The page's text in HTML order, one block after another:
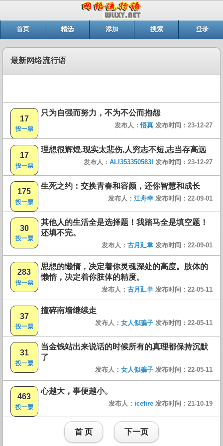
首页 精选 添加 搜索 登录
最新网络流行语
17
投一票
只为自强而努力，不为不公而抱怨
发布人：悟真 发布时间：23-12-27
17
投一票
理想很辉煌,现实太悲伤,人穷志不短,志当存高远
发布人： ALI353350583I 发布时间：23-12-27
175
投一票
生死之约：交换青春和容颜，还你智慧和成长
发布人： 江舟幸 发布时间：22-09-01
30
投一票
其他人的生活全是选择题！我踏马全是填空题！
还填不完。
发布人： 古月廴聿 发布时间：22-09-01
283
投一票
思想的懒惰，决定着你灵魂深处的高度。肢体的
懒惰，决定着你肢体的精度。
发布人： 古月廴聿 发布时间：22-05-11
37
投一票
撞碎南墙继续走
发布人： 女人似骗子 发布时间：22-05-11
31
投一票
当金钱站出来说话的时候所有的真理都保持沉默
了
发布人： 女人似骗子 发布时间：22-05-11
463
投一票
心越大，事便越小。
发布人： icefire 发布时间：21-10-19
首 页 下一页